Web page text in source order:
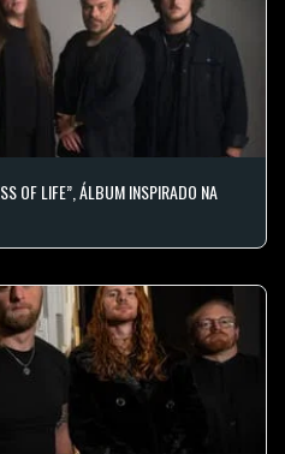
OF LIFE”, ÁLBUM INSPIRADO NA